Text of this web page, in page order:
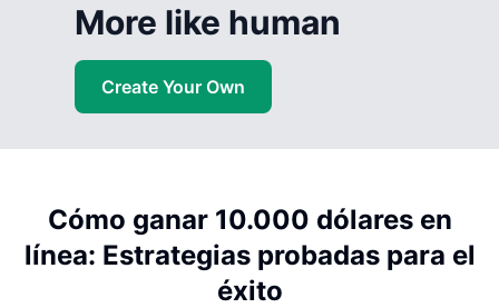
More like human
Create Your Own
Cómo ganar 10.000 dólares en
línea: Estrategias probadas para el
éxito